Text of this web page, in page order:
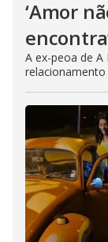
‘Amor
A ex-peoa de